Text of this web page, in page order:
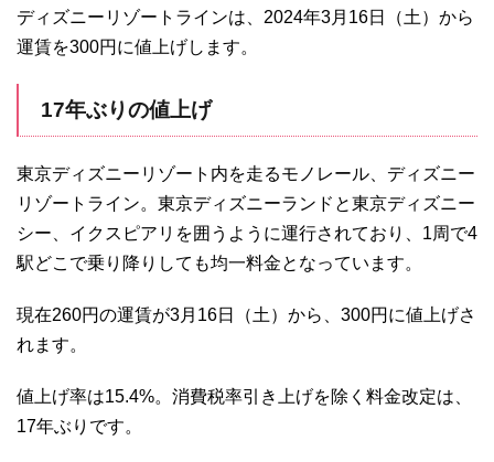
ディズニーリゾートラインは、2024年3月16日（土）から
運賃を300円に値上げします。
17年ぶりの値上げ
東京ディズニーリゾート内を走るモノレール、ディズニー
リゾートライン。東京ディズニーランドと東京ディズニー
シー、イクスピアリを囲うように運行されており、1周で4
駅どこで乗り降りしても均一料金となっています。
現在260円の運賃が3月16日（土）から、300円に値上げさ
れます。
値上げ率は15.4%。消費税率引き上げを除く料金改定は、
17年ぶりです。